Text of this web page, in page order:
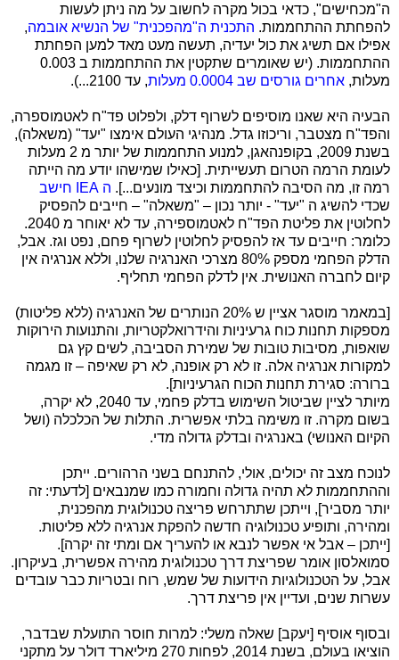
ה"מכחישים", כדאי בכול מקרה לחשוב על מה ניתן לעשות
להפחתת ההתחממות. התכנית ה"מהפכנית" של הנשיא אובמה,
אפילו אם תשיג את כול יעדיה, תעשה מעט מאד למען הפחתת
ההתחממות. (יש שאומרים שתקטין את ההתחממות ב 0.003
מעלות, אחרים גורסים שב 0.0004 מעלות , עד 2100...).
הבעיה היא שאנו מוסיפים לשרוף דלק, ולפלוט פד"ח לאטמוספרה,
והפד"ח מצטבר, וריכוזו גדל. מנהיגי העולם אימצו "יעד" (משאלה),
בשנת 2009, בקופנהאגן, למנוע התחממות של יותר מ 2 מעלות
לעומת הרמה הטרום תעשייתית. [כאילו שמישהו יודע מה הייתה
רמה זו, מה הסיבה להתחממות וכיצד מונעים...]. ה IEA
חישב
שכדי להשיג ה "יעד" - יותר נכון – "משאלה" – חייבים להפסיק
לחלוטין את פליטת הפד"ח לאטמוספירה, עד לא יאוחר מ 2040.
כלומר: חייבים עד אז להפסיק לחלוטין לשרוף פחם, נפט וגז. אבל,
הדלק הפחמי מספק 80% מצרכי האנרגיה שלנו, וללא אנרגיה אין
קיום לחברה האנושית. אין לדלק הפחמי תחליף.
[במאמר מוסגר אציין ש 20% הנותרים של האנרגיה (ללא פליטות)
מספקות תחנות כוח גרעיניות והידרואלקטריות, והתנועות הירוקות
שואפות, מסיבות טובות של שמירת הסביבה, לשים קץ גם
למקורות אנרגיה אלה. זו לא רק אופנה, לא רק שאיפה – זו מגמה
ברורה: סגירת תחנות הכוח הגרעיניות].
מיותר לציין שביטול השימוש בדלק פחמי, עד 2040, לא יקרה,
בשום מקרה. זו משימה בלתי אפשרית. התלות של הכלכלה (ושל
הקיום האנושי) באנרגיה ובדלק גדולה מדי.
לנוכח מצב זה יכולים, אולי, להתנחם בשני הרהורים. ייתכן
וההתחממות לא תהיה גדולה וחמורה כמו שמנבאים [לדעתי: זה
יותר מסביר], וייתכן שתתרחש פריצה טכנולוגית מהפכנית,
ומהירה, ותופיע טכנולוגיה חדשה להפקת אנרגיה ללא פליטות.
[ייתכן – אבל אי אפשר לנבא או להעריך אם ומתי זה יקרה].
סמואלסון אומר שפריצת דרך טכנולוגית מהירה אפשרית, בעיקרון.
אבל, על הטכנולוגיות הידועות של שמש, רוח ובטריות כבר עובדים
עשרות שנים, ועדיין אין פריצת דרך.
ובסוף אוסיף [יעקב] שאלה משלי: למרות חוסר התועלת שבדבר,
הוציאו בעולם, בשנת 2014, לפחות 270 מיליארד דולר על מתקני